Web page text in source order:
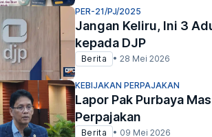
PER-21/PJ/2025
Jangan Keliru, Ini 3
kepada DJP
Berita • 28 Mei 2026
KEBIJAKAN PERPAJAKAN
Lapor Pak Purbaya
Perpajakan
Berita • 09 Mei 2026